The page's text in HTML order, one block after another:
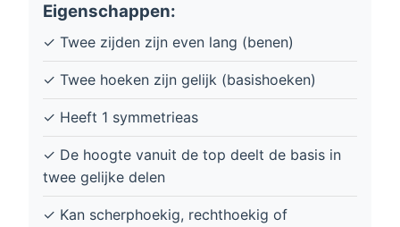
Eigenschappen:
✓ Twee zijden zijn even lang (benen)
✓ Twee hoeken zijn gelijk (basishoeken)
✓ Heeft 1 symmetrieas
✓ De hoogte vanuit de top deelt de basis in
twee gelijke delen
✓ Kan scherphoekig, rechthoekig of